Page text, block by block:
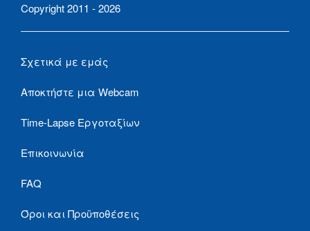
Copyright 2011 - 2026
Σχετικά με εμάς
Αποκτήστε μια Webcam
Time-Lapse Εργοταξίων
Επικοινωνία
FAQ
Όροι και Προϋποθέσεις